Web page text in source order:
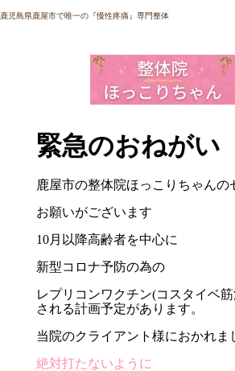
鹿児島県鹿屋市で唯一の『慢性疼痛』専門整体
緊急のおねがい
鹿屋市の整体院ほっこりちゃんの
お願いがございます
10月以降高齢者を中心に
新型コロナ予防の為の
レプリコンワクチン(コスタイベ
される計画予定があります。
当院のクライアント様におかれま
絶対打たないように